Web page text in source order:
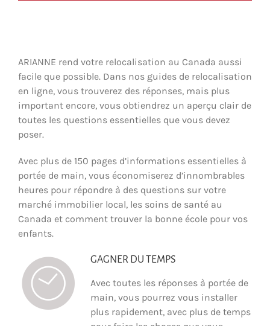
ARIANNE rend votre relocalisation au Canada aussi
facile que possible. Dans nos guides de relocalisation
en ligne, vous trouverez des réponses, mais plus
important encore, vous obtiendrez un aperçu clair de
toutes les questions essentielles que vous devez
poser.
Avec plus de 150 pages d’informations essentielles à
portée de main, vous économiserez d’innombrables
heures pour répondre à des questions sur votre
marché immobilier local, les soins de santé au
Canada et comment trouver la bonne école pour vos
enfants.
GAGNER DU TEMPS
Avec toutes les réponses à portée de
main, vous pourrez vous installer
plus rapidement, avec plus de temps